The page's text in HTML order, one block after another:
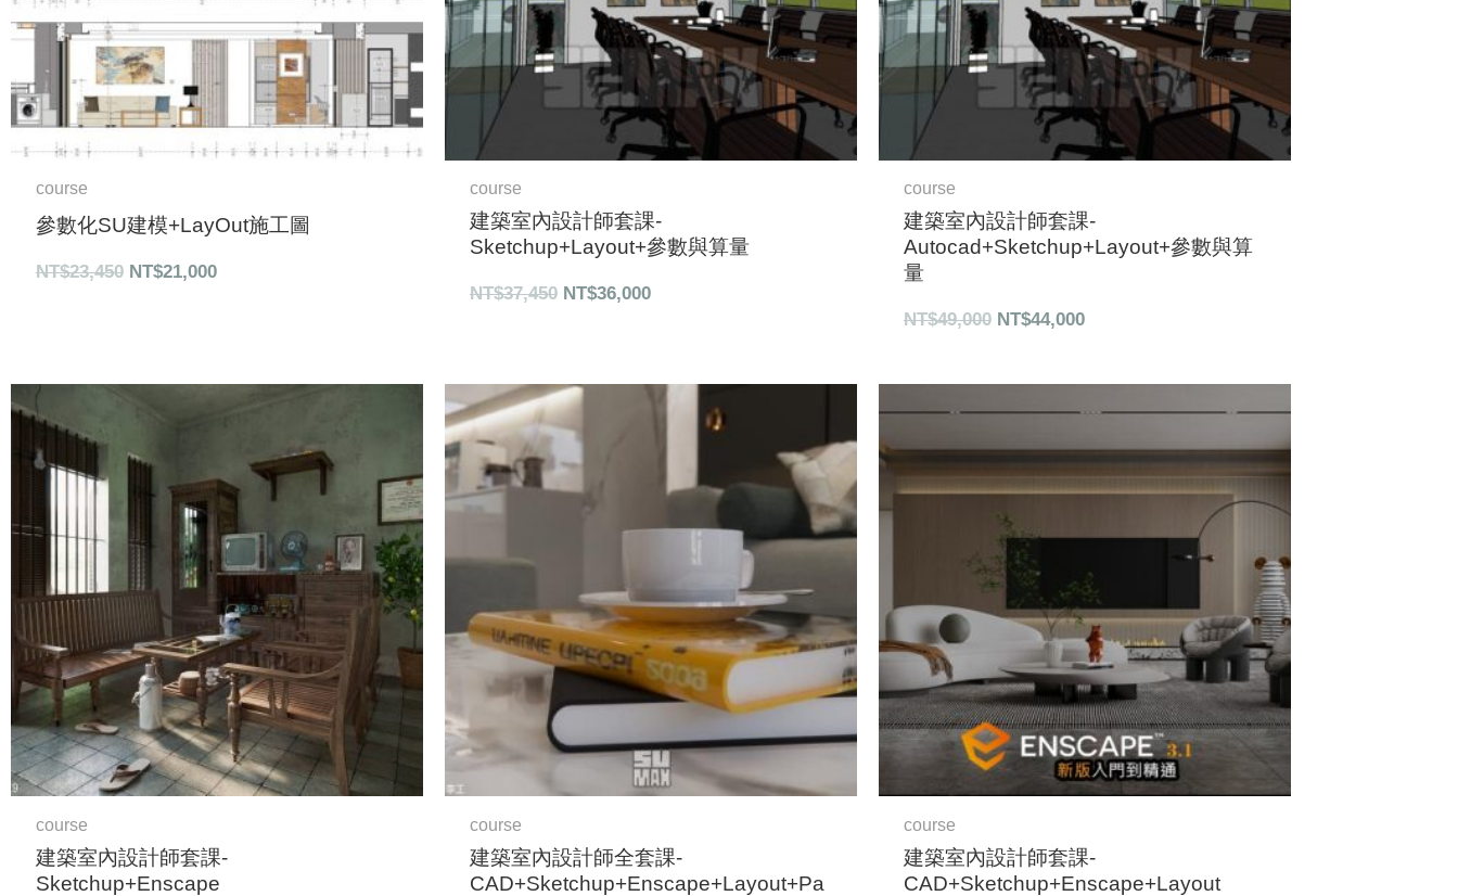
course
參數化SU建模+LayOut施工圖
NT$23,450 NT$21,000
course
建築室內設計師套課-
Sketchup+Layout+參數與算量
NT$37,450 NT$36,000
course
建築室內設計師套課-
Autocad+Sketchup+Layout+參數與算
量
NT$49,000 NT$44,000
course
建築室內設計師套課-
Sketchup+Enscape
格：
NT$26,000。
格：
NT$23,000。
course
建築室內設計師全套課-
CAD+Sketchup+Enscape+Layout+Pa
原
始
價
格：
NT$61,000。NT$54,900。
course
建築室內設計師套課-
CAD+Sketchup+Enscape+Layout
始
格：
NT$41,900。
前
格：
NT$31,000。